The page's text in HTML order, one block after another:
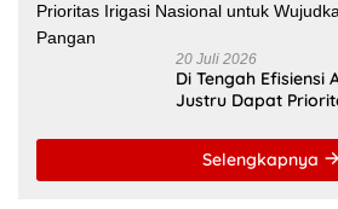
4 Agustus 2026
Unpatti Kawal
Pastikan Program